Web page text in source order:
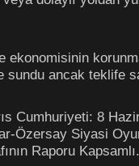
ekonomisinin
sundu ancak teklife
Cumhuriyeti: 8
Özersay Siyasi
Raporu